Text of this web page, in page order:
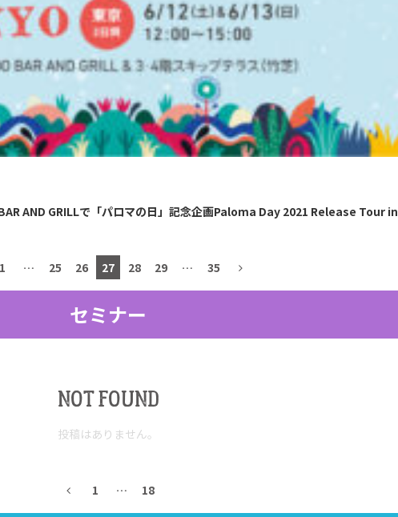
AND GRILLで「パロマの日」記念企画Paloma Day 2021 Release Tour in
1 … 25 26 27 28 29 … 35
セミナー
NOT FOUND
投稿はありません。
1 … 18